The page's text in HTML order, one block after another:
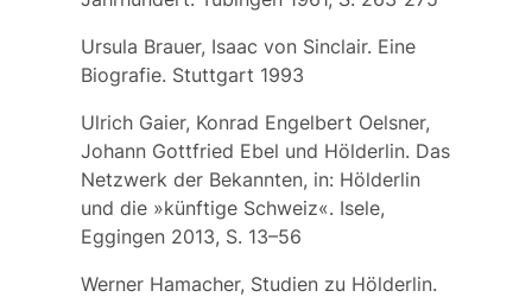
Ursula Brauer, Isaac von Sinclair. Eine
Biografie. Stuttgart 1993
Ulrich Gaier, Konrad Engelbert Oelsner,
Johann Gottfried Ebel und Hölderlin. Das
Netzwerk der Bekannten, in: Hölderlin
und die »künftige Schweiz«. Isele,
Eggingen 2013, S. 13–56
Werner Hamacher, Studien zu Hölderlin.